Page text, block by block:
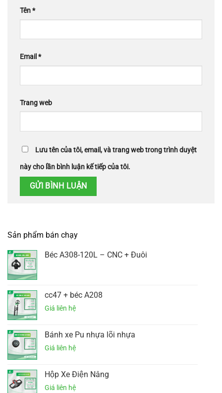
Tên*
Email *
Trang web
Lưu tên của tôi, email, và trang web trong trình duyệt
này cho lần bình luận kế tiếp của tôi.
Sản phẩm bán chạy
Béc A308-120L – CNC + Đuôi
cc47 + béc A208
Bánh xe Pu nhựa lõi nhựa
Hộp Xe Điện Nâng